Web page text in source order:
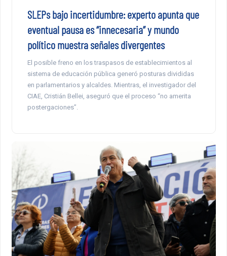
SLEPs bajo incertidumbre: experto apunta que
eventual pausa es “innecesaria” y mundo
político muestra señales divergentes
El posible freno en los traspasos de establecimientos al
sistema de educación pública generó posturas divididas
en parlamentarios y alcaldes. Mientras, el investigador del
CIAE, Cristián Bellei, aseguró que el proceso “no amerita
postergaciones”.